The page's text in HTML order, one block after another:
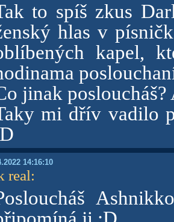
to spíš zkus
hlas v
kapel,
jinak
mi dřív vadilo
14:16:10
real: